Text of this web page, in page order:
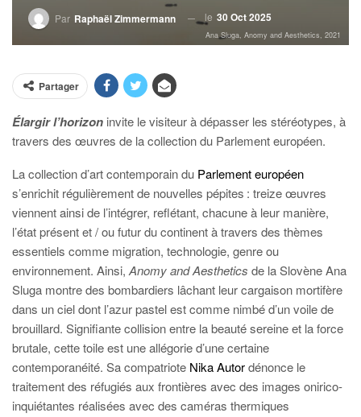
Par Raphaël Zimmermann le 30 Oct 2025
Ana Sluga, Anomy and Aesthetics, 2021
Partager
Élargir l’horizon invite le visiteur à dépasser les stéréotypes, à
travers des œuvres de la collection du Parlement européen.
La collection d’art contemporain du Parlement européen
s’enrichit régulièrement de nouvelles pépites : treize œuvres
viennent ainsi de l’intégrer, reflétant, chacune à leur manière,
l’état présent et / ou futur du continent à travers des thèmes
essentiels comme migration, technologie, genre ou
environnement. Ainsi, Anomy and Aesthetics de la Slovène Ana
Sluga montre des bombardiers lâchant leur cargaison mortifère
dans un ciel dont l’azur pastel est comme nimbé d’un voile de
brouillard. Signifiante collision entre la beauté sereine et la force
brutale, cette toile est une allégorie d’une certaine
contemporanéité. Sa compatriote Nika Autordénonce le
traitement des réfugiés aux frontières avec des images onirico-
inquiétantes réalisées avec des caméras thermiques